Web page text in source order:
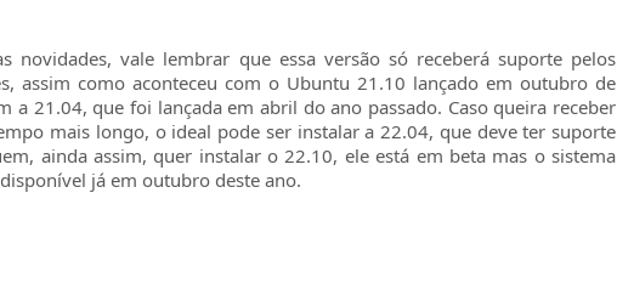
novidades, vale lembrar que essa versão só receberá suporte pelos
assim como aconteceu com o Ubuntu 21.10 lançado em outubro de
a 21.04, que foi lançada em abril do ano passado. Caso queira receber
mais longo, o ideal pode ser instalar a 22.04, que deve ter suporte
ainda assim, quer instalar o 22.10, ele está em beta mas o sistema
já em outubro deste ano.